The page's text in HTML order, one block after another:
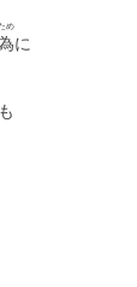
め
に